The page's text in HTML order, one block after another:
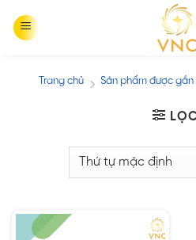
Trang chủ / Sản phẩm được
LỌC